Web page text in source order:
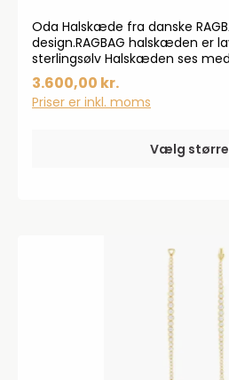
Oda Halskæde fra danske
design.RAGBAG halskæden er
sterlingsølv Halskæden ses
sten.Halskæden fås i to
3.600,00 kr.
Priser er inkl. moms
Vælg